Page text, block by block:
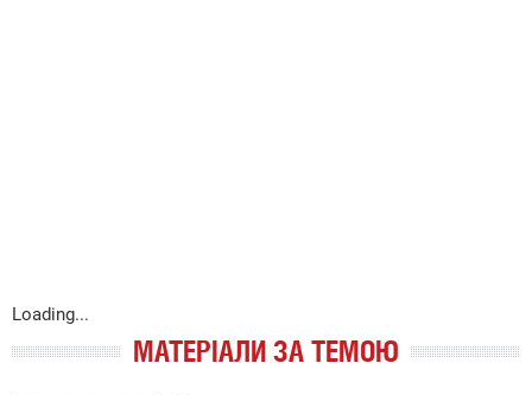
Loading...
МАТЕРІАЛИ ЗА ТЕМОЮ